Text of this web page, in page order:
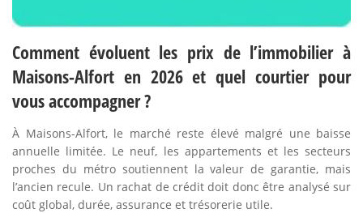
Comment évoluent les prix de l’immobilier à
Maisons-Alfort en 2026 et quel courtier pour
vous accompagner ?
À Maisons-Alfort, le marché reste élevé malgré une baisse
annuelle limitée. Le neuf, les appartements et les secteurs
proches du métro soutiennent la valeur de garantie, mais
l’ancien recule. Un rachat de crédit doit donc être analysé sur
coût global, durée, assurance et trésorerie utile.